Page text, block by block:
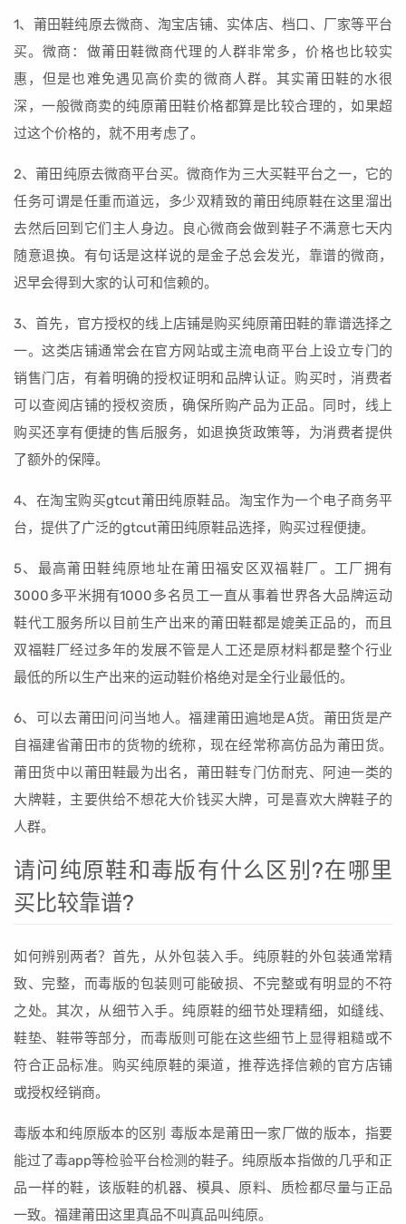
1、莆田鞋纯原去微商、淘宝店铺、实体店、档口、厂家等平台
买。微商：做莆田鞋微商代理的人群非常多，价格也比较实
惠，但是也难免遇见高价卖的微商人群。其实莆田鞋的水很
深，一般微商卖的纯原莆田鞋价格都算是比较合理的，如果超
过这个价格的，就不用考虑了。
2、莆田纯原去微商平台买。微商作为三大买鞋平台之一，它的
任务可谓是任重而道远，多少双精致的莆田纯原鞋在这里溜出
去然后回到它们主人身边。良心微商会做到鞋子不满意七天内
随意退换。有句话是这样说的是金子总会发光，靠谱的微商，
迟早会得到大家的认可和信赖的。
3、首先，官方授权的线上店铺是购买纯原莆田鞋的靠谱选择之
一。这类店铺通常会在官方网站或主流电商平台上设立专门的
销售门店，有着明确的授权证明和品牌认证。购买时，消费者
可以查阅店铺的授权资质，确保所购产品为正品。同时，线上
购买还享有便捷的售后服务，如退换货政策等，为消费者提供
了额外的保障。
4、在淘宝购买gtcut莆田纯原鞋品。淘宝作为一个电子商务平
台，提供了广泛的gtcut莆田纯原鞋品选择，购买过程便捷。
5、最高莆田鞋纯原地址在莆田福安区双福鞋厂。工厂拥有
3000多平米拥有1000多名员工一直从事着世界各大品牌运动
鞋代工服务所以目前生产出来的莆田鞋都是媲美正品的，而且
双福鞋厂经过多年的发展不管是人工还是原材料都是整个行业
最低的所以生产出来的运动鞋价格绝对是全行业最低的。
6、可以去莆田问问当地人。福建莆田遍地是A货。莆田货是产
自福建省莆田市的货物的统称，现在经常称高仿品为莆田货。
莆田货中以莆田鞋最为出名，莆田鞋专门仿耐克、阿迪一类的
大牌鞋，主要供给不想花大价钱买大牌，可是喜欢大牌鞋子的
人群。
请问纯原鞋和毒版有什么区别?在哪里
买比较靠谱?
如何辨别两者？首先，从外包装入手。纯原鞋的外包装通常精
致、完整，而毒版的包装则可能破损、不完整或有明显的不符
之处。其次，从细节入手。纯原鞋的细节处理精细，如缝线、
鞋垫、鞋带等部分，而毒版则可能在这些细节上显得粗糙或不
符合正品标准。购买纯原鞋的渠道，推荐选择信赖的官方店铺
或授权经销商。
毒版本和纯原版本的区别 毒版本是莆田一家厂做的版本，指要
能过了毒app等检验平台检测的鞋子。纯原版本指做的几乎和正
品一样的鞋，该版鞋的机器、模具、原料、质检都尽量与正品
一致。福建莆田这里真品不叫真品叫纯原。